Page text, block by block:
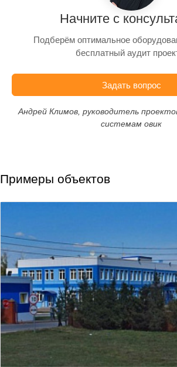
Начните с
Подберём оптимальное
бесплатный аудит
Задать вопрос
Андрей Климов, руководитель
системам овик
Примеры объектов